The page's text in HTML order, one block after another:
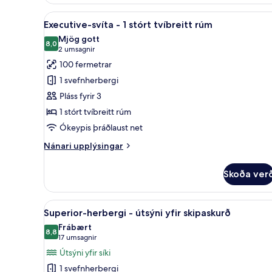
Skoða
allar
myndir
fyrir
Executive-
svíta
-
1
stórt
tvíbreitt
Executive-svíta - 1 stórt
8
Executive-svíta - 1 stórt tvíbreitt rúm
8,08,0 af 10
Mjög gott
2 umsagnir
(2
umsagnir)
100 fermetrar
1 svefnherbergi
Pláss fyrir 3
1 stórt tvíbreitt rúm
Ókeypis þráðlaust net
Nánari upplýsingar
Nánari
svíta
1
stórt
tvíbreitt
Skoða
Skoða
allar
myndir
fyrir
Superior-
Superior-herbergi - útsýni
5
Superior-herbergi - útsýni yfir skipaskurð
8,88,8 af 10
Frábært
17 umsagnir
(17
umsagnir)
Útsýni yfir síki
1 svefnherbergi